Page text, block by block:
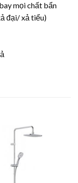
mọi chất bẩn
đại/ xả tiểu)